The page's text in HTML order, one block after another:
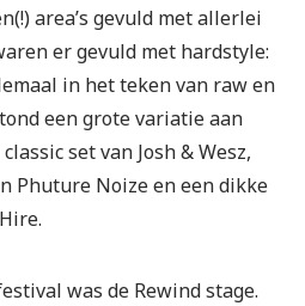
area’s gevuld met allerlei
er gevuld met hardstyle:
in het teken van raw en
een grote variatie aan
set van Josh & Wesz,
Phuture Noize en een dikke
was de Rewind stage.